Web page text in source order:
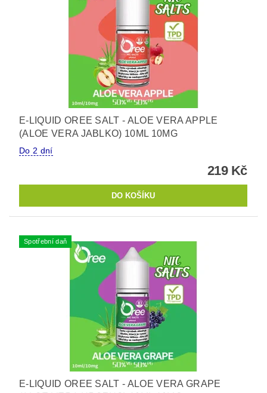
E-LIQUID OREE SALT - ALOE VERA APPLE
(ALOE VERA JABLKO) 10ML 10MG
Do 2 dní
219 Kč
Spotřební daň
E-LIQUID OREE SALT - ALOE VERA GRAPE